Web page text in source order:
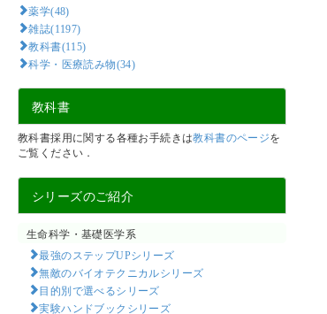
薬学(48)
雑誌(1197)
教科書(115)
科学・医療読み物(34)
教科書
教科書採用に関する各種お手続きは教科書のページを
ご覧ください．
シリーズのご紹介
生命科学・基礎医学系
最強のステップUPシリーズ
無敵のバイオテクニカルシリーズ
目的別で選べるシリーズ
実験ハンドブックシリーズ